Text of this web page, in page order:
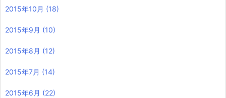
2015年10月 (18)
2015年9月 (10)
2015年8月 (12)
2015年7月 (14)
2015年6月 (22)